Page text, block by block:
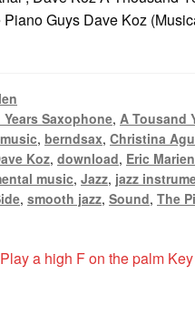
Guys Dave Koz
Saxophone, A Tousand
,berndsax,Christina
Koz,download, Eric
music,Jazz, jazz
,smooth jazz,Sound,The
a high F on the palm Key